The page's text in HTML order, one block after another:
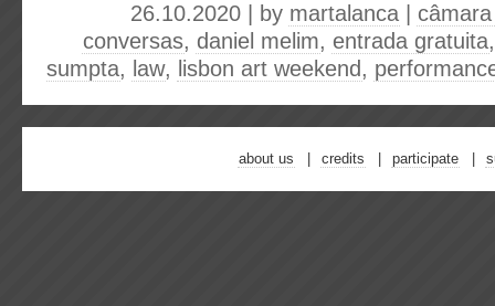
26.10.2020 | by martalanca
conversas, daniel melim, entrada gratuita
sumpta, law, lisbon art weekend ,
about us credits participate